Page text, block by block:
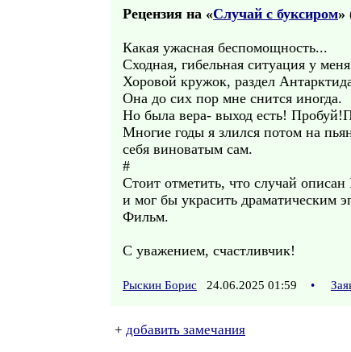
Рецензия на «Случай с буксиром»
Какая ужасная беспомощность...
Сходная, гибельная ситуация у
Хоровой кружок, раздел
Она до сих пор мне снится иногда.
Но была вера- выход есть!
Многие годы я злился потом на
себя виноватым сам.
#
Стоит отметить, что случай
и мог бы украсить драматическим
Фильм.
С уважением, счастливчик!
Рыскин Борис 24.06.2025 01:59 •
+ добавить замечания